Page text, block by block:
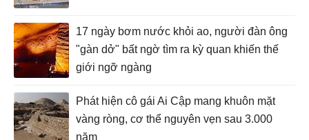
17 ngày bơm nước khỏi ao, người đàn ông
"gàn dở" bất ngờ tìm ra kỳ quan khiến thế
giới ngỡ ngàng
Phát hiện cô gái Ai Cập mang khuôn mặt
vàng ròng, cơ thể nguyên vẹn sau 3.000
năm